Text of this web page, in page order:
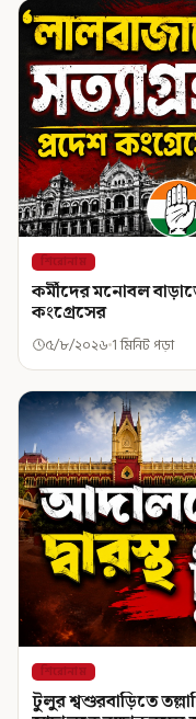
শিরোনাম
কর্মীদের মনোবল
কংগ্রেসের
৫/৮/২০২৬ 1 মিনিট পড়া
শিরোনাম
টুলুর শ্বশুরবাড়িতে